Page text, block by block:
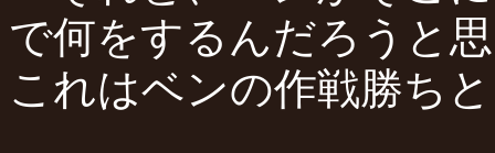
で何をするんだろうと
これはベンの作戦勝ち